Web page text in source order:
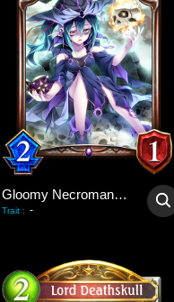
Gloomy Necromancer
Trait : -